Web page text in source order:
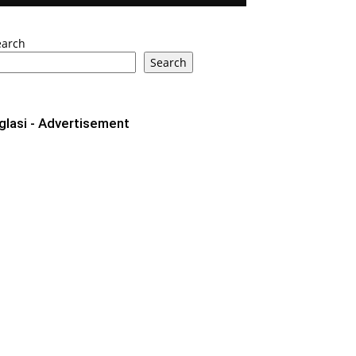
Search
- Advertisement